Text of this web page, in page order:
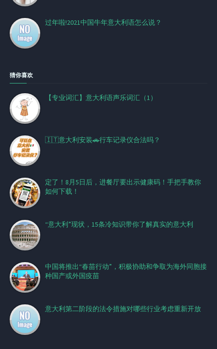
过年啦!2021中国牛年意大利语怎么说？
猜你喜欢
【专业词汇】意大利语声乐词汇（1）
🇮🇹意大利安装🚗行车记录仪合法吗？
定了！8月5日后，进餐厅要出示健康码！手把手教你
如何下载！
“意大利”现状，15条冷知识带你了解真实的意大利
中国将推出“春苗行动”，积极协助和争取为海外同胞接
种国产或外国疫苗
意大利第二阶段的法令措施对哪些行业考虑重新开放